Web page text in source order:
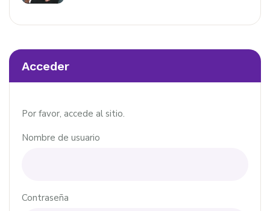
Acceder
Por favor, accede al sitio.
Nombre de usuario
Contraseña